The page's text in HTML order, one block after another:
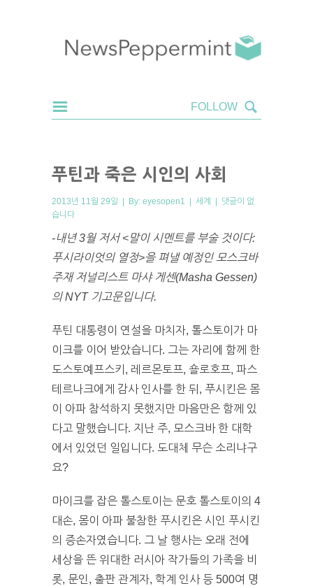
푸틴과 죽은 시인의 사회
2013년 11월 29일 | By: eyesopen1 | 세계 | 댓글이 없
습니다
-내년 3월 저서 <말이 시멘트를 부술 것이다:
푸시라이엇의 열정>을 펴낼 예정인 모스크바
주재 저널리스트 마샤 게센(Masha Gessen)
의 NYT 기고문입니다.
푸틴 대통령이 연설을 마치자, 톨스토이가 마
이크를 이어 받았습니다. 그는 자리에 함께 한
도스토예프스키, 레르몬토프, 숄로호프, 파스
테르나크에게 감사 인사를 한 뒤, 푸시킨은 몸
이 아파 참석하지 못했지만 마음만은 함께 있
다고 말했습니다. 지난 주, 모스크바 한 대학
에서 있었던 일입니다. 도대체 무슨 소리냐구
요?
마이크를 잡은 톨스토이는 문호 톨스토이의 4
대손, 몸이 아파 불참한 푸시킨은 시인 푸시킨
의 증손자였습니다. 그 날 행사는 오래 전에
세상을 뜬 위대한 러시아 작가들의 가족을 비
롯, 문인, 출판 관계자, 학계 인사 등 500여 명